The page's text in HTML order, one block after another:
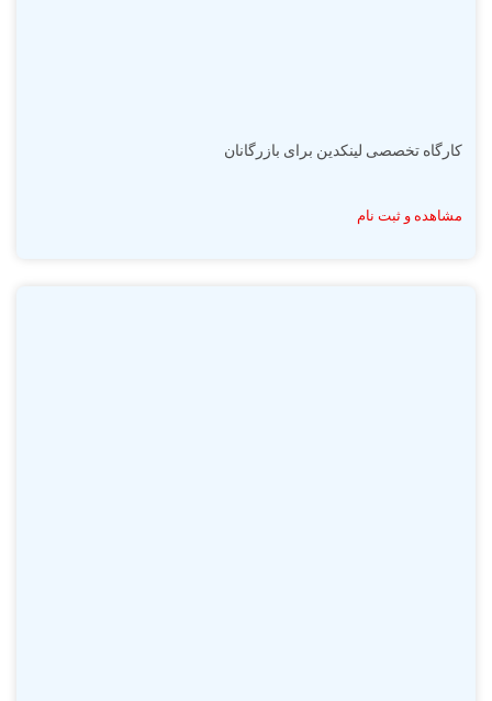
کارگاه تخصصی لینکدین برای بازرگانان
مشاهده و ثبت نام